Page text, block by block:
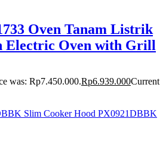
Oven Tanam Listrik
Electric Oven with Grill
was: Rp7.450.000.Rp6.939.000Current